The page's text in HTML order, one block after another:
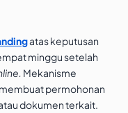
atas keputusan
minggu setelah
Mekanisme
permohonan
dokumen terkait.